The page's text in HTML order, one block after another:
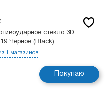
стекло 3D
Черное (Black)
1 магазинов
Покупаю